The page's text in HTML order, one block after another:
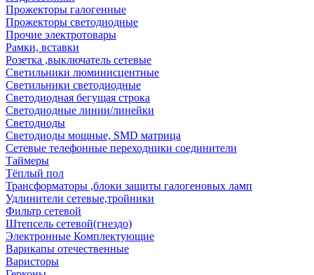
Прожекторы галогенные
Прожекторы светодиодные
Прочие электротовары
Рамки, вставки
Розетка ,выключатель сетевые
Светильники люминисцентные
Светильники светодиодные
Светодиодная бегущая строка
Светодиодные линии/линейки
Светодиоды
Светодиоды мощные, SMD матрица
Сетевые телефонные переходники соединители
Таймеры
Тёплый пол
Трансформаторы ,блоки защиты галогеновых ламп
Удлинители сетевые,тройники
Фильтр сетевой
Штепсель сетевой(гнездо)
Электронные Комплектующие
Варикапы отечественные
Варисторы